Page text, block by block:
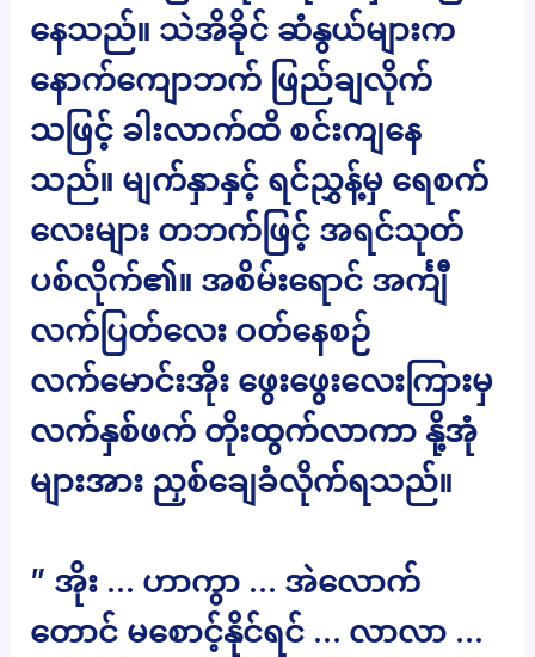
နေသည်။ သဲအိခိုင် ဆံနွယ်များက
နောက်ကျောဘက် ဖြည်ချလိုက်
သဖြင့် ခါးလာက်ထိ စင်းကျနေ
သည်။ မျက်နှာနှင့် ရင်ညွှန့်မှ ရေစက်
လေးများ တဘက်ဖြင့် အရင်သုတ်
ပစ်လိုက်၏။ အစိမ်းရောင် အင်္ကျီ
လက်ပြတ်လေး ဝတ်နေစဉ်
လက်မောင်းအိုး ဖွေးဖွေးလေးကြားမှ
လက်နှစ်ဖက် တိုးထွက်လာကာ နို့အုံ
များအား ညှစ်ချေခံလိုက်ရသည်။
” အိုး … ဟာကွာ … အဲလောက်
တောင် မစောင့်နိုင်ရင် … လာလာ …